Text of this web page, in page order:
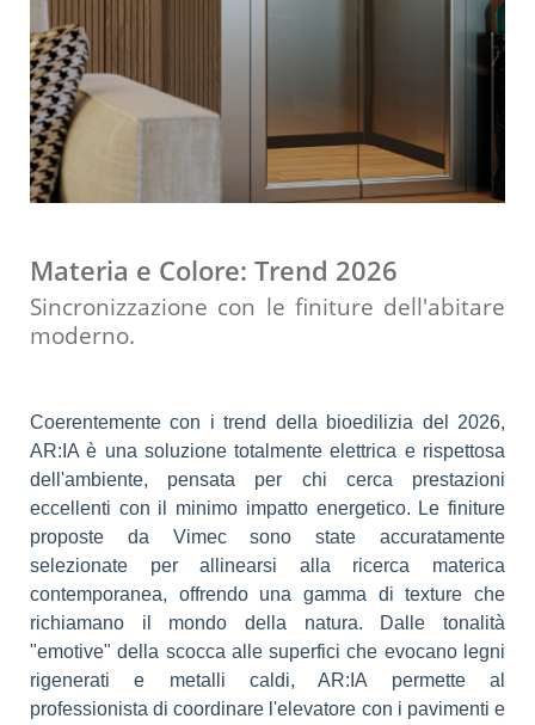
Materia e Colore: Trend 2026
Sincronizzazione con le finiture dell'abitare
moderno.
Coerentemente con i trend della bioedilizia del 2026,
AR:IA è una soluzione totalmente elettrica e rispettosa
dell'ambiente, pensata per chi cerca prestazioni
eccellenti con il minimo impatto energetico. Le finiture
proposte da Vimec sono state accuratamente
selezionate per allinearsi alla ricerca materica
contemporanea, offrendo una gamma di texture che
richiamano il mondo della natura. Dalle tonalità
"emotive" della scocca alle superfici che evocano legni
rigenerati e metalli caldi, AR:IA permette al
professionista di coordinare l'elevatore con i pavimenti e